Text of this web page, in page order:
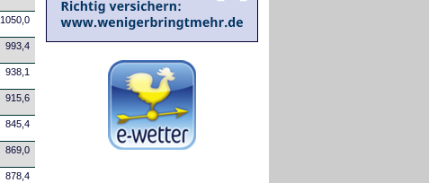
1050,0
993,4
938,1
915,6
845,4
869,0
878,4